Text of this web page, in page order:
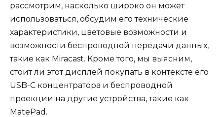
рассмотрим, насколько широко он может
использоваться, обсудим его технические
характеристики, цветовые возможности и
возможности беспроводной передачи данных,
такие как Miracast. Кроме того, мы выясним,
стоит ли этот дисплей покупать в контексте его
USB-C концентратора и беспроводной
проекции на другие устройства, такие как
MatePad.